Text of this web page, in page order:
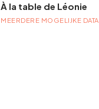
À la table de Léonie
MEERDERE MOGELIJKE DATA